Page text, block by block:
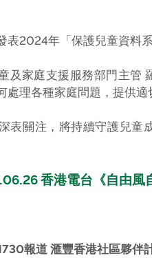
表2024年「保護兒童資料
及家庭支援服務部門主管
處理各種家庭問題，提供適
表關注，將持續守護兒童
香港電台《自由風
報道 滙豐香港社區夥伴